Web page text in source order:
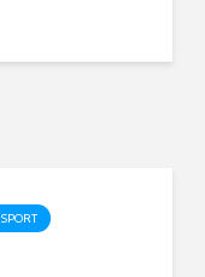
SPORT